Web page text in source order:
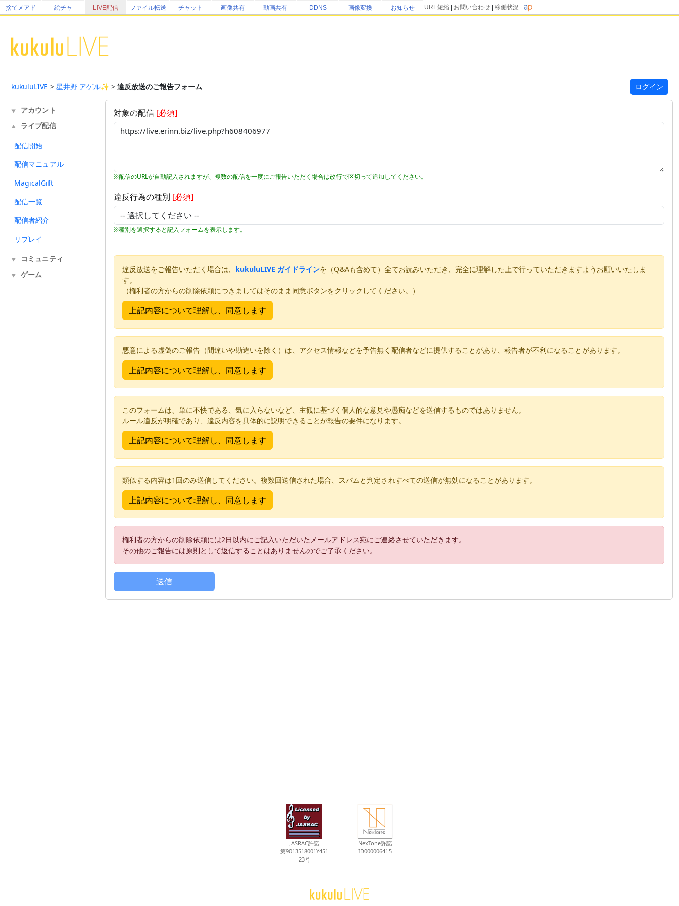
捨てメアド 絵チャ LIVE配信 ファイル転送 チャット 画像共有 動画共有 DDNS 画像変換 お知らせ URL短縮 お問い合わせ 稼働状況
kukuluLIVE > 星井野 アゲル✨ > 違反放送のご報告フォーム ログイン
▼ アカウント
▲ ライブ配信
配信開始
配信マニュアル
MagicalGift
配信一覧
配信者紹介
リプレイ
▼ コミュニティ
▼ ゲーム
対象の配信 [必須]
※配信のURLが自動記入されますが、複数の配信を一度にご報告いただく場合は改行で区切って追加してください。
違反行為の種別 [必須]
※種別を選択すると記入フォームを表示します。
違反放送をご報告いただく場合は、 kukuluLIVE ガイドラインを（Q&Aも含めて）全てお読みいただき、完全に理解した上で行っていただきますようお願いいたしま
す。
（権利者の方からの削除依頼につきましてはそのまま同意ボタンをクリックしてください。）
悪意による虚偽のご報告（間違いや勘違いを除く）は、アクセス情報などを予告無く配信者などに提供することがあり、報告者が不利になることがあります。
このフォームは、単に不快である、気に入らないなど、主観に基づく個人的な意見や愚痴などを送信するものではありません。
ルール違反が明確であり、違反内容を具体的に説明できることが報告の要件になります。
類似する内容は1回のみ送信してください。複数回送信された場合、スパムと判定されすべての送信が無効になることがあります。
権利者の方からの削除依頼には2日以内にご記入いただいたメールアドレス宛にご連絡させていただきます。
その他のご報告には原則として返信することはありませんのでご了承ください。
JASRAC許諾
第9013518001Y451
23号
NexTone許諾
ID000006415